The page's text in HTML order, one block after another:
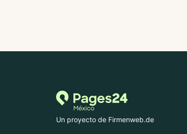
Un proyecto de Firmenweb.de